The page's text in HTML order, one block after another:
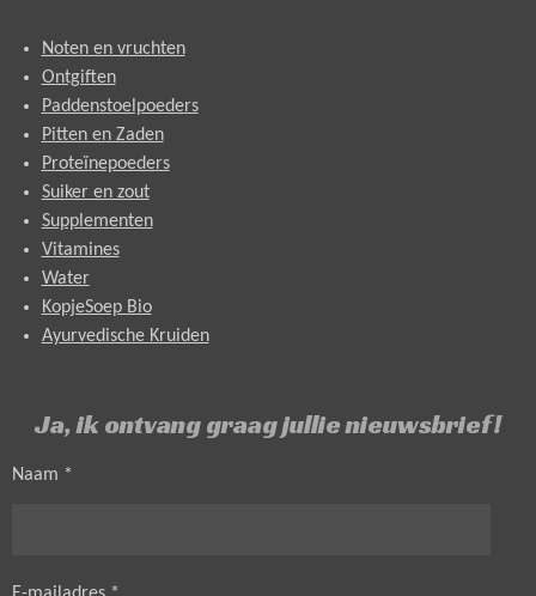
Noten en vruchten
Ontgiften
Paddenstoelpoeders
Pitten en Zaden
Proteïnepoeders
Suiker en zout
Supplementen
Vitamines
Water
KopjeSoep Bio
Ayurvedische Kruiden
Ja, ik ontvang graag jullie nieuwsbrief!
Naam *